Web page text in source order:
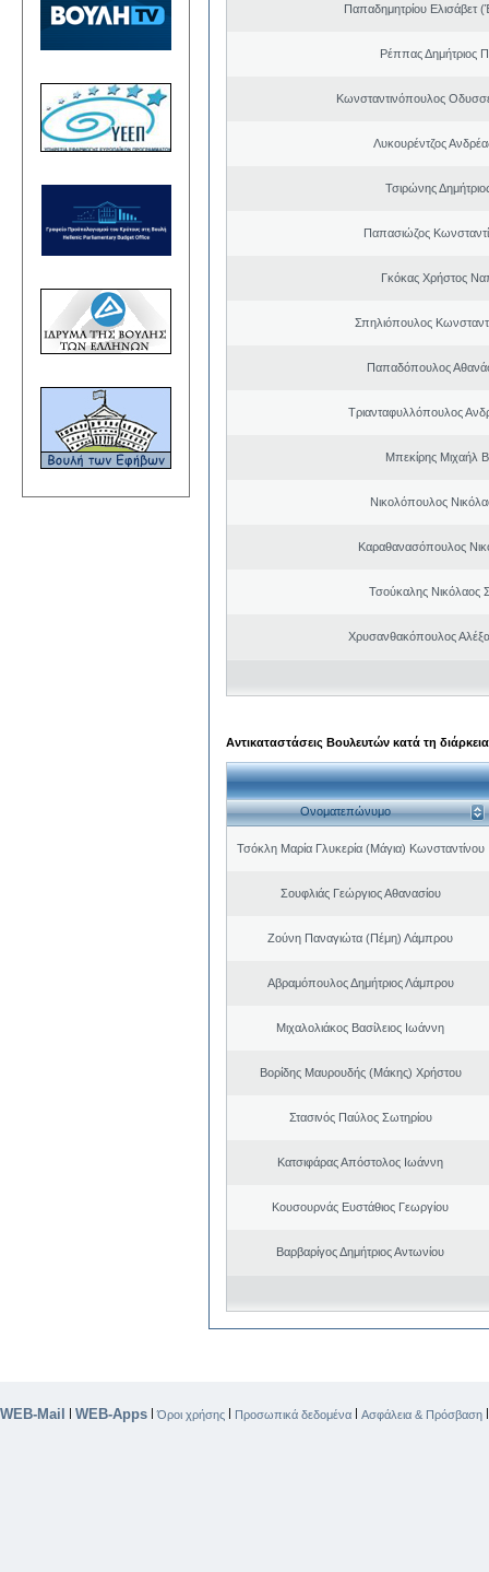
Παπαδημητρίου Ελισάβετ
Ρέππας Δημήτριος
Κωνσταντινόπουλος
Λυκουρέντζος
Τσιρώνης
Παπασιώζος
Γκόκας Χρήστος
Σπηλιόπουλος
Παπαδόπουλος
Τριανταφυλλόπουλος
Μπεκίρης Μιχαήλ
Νικολόπουλος
Καραθανασόπουλος
Τσούκαλης Νικόλαος
Χρυσανθακόπουλος
Αντικαταστάσεις Βουλευτών κατά τη
Ονοματεπώνυμο
Τσόκλη Μαρία Γλυκερία (Μάγια) Κωνσταντίνου
Σουφλιάς Γεώργιος Αθανασίου
Ζούνη Παναγιώτα (Πέμη) Λάμπρου
Αβραμόπουλος Δημήτριος Λάμπρου
Μιχαλολιάκος Βασίλειος Ιωάννη
Βορίδης Μαυρουδής (Μάκης) Χρήστου
Στασινός Παύλος Σωτηρίου
Κατσιφάρας Απόστολος Ιωάννη
Κουσουρνάς Ευστάθιος Γεωργίου
Βαρβαρίγος Δημήτριος Αντωνίου
WEB-Mail | WEB-Apps |Όροι χρήσης | Προσωπικά δεδομένα | Ασφάλεια & Πρόσβαση